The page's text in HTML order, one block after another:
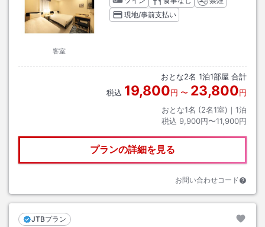
客室
現地/事前支払い
おとな2名 1泊1部屋 合計
税込 19,800円 〜 23,800円
おとな1名 (2名1室)｜ 1泊
税込 9,900円〜11,900円
プランの詳細を見る
お問い合わせコード
JTBプラン